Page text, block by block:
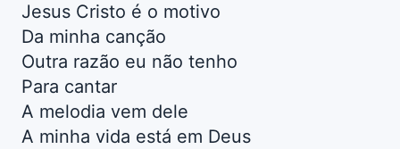
Jesus Cristo é o motivo
Da minha canção
Outra razão eu não tenho
Para cantar
A melodia vem dele
A minha vida está em Deus